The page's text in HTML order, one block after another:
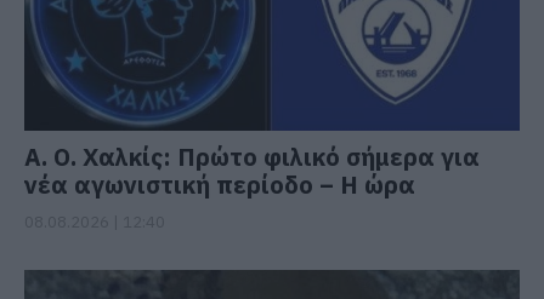
Α. Ο. Χαλκίς: Πρώτο φιλικό σήμερα για
νέα αγωνιστική περίοδο – Η ώρα